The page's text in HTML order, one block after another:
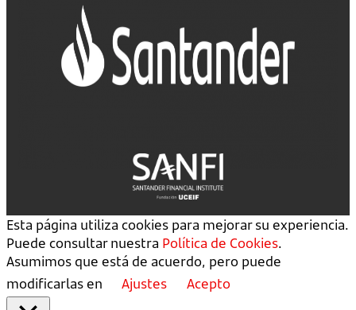
Esta página utiliza cookies para mejorar su experiencia.
Puede consultar nuestra Política de Cookies.
Asumimos que está de acuerdo, pero puede
modificarlas en
Ajustes Acepto